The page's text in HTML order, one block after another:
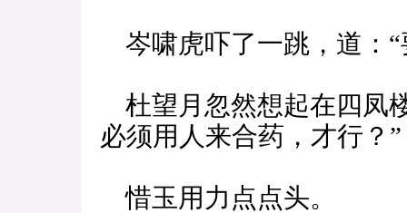
岑啸虎吓了一跳，道：“
杜望月忽然想起在四凤
必须用人来合药，才行？”
惜玉用力点点头。